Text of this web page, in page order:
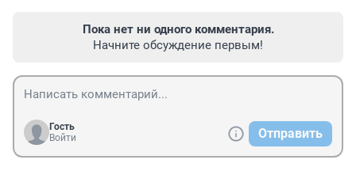
Пока нет ни одного комментария.
Начните обсуждение первым!
Гость
Войти
Отправить